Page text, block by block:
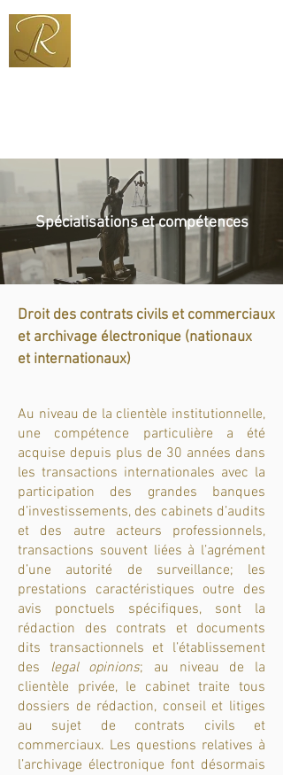
Spécialisations et compétences
Droit des contrats civils et commerciaux
et archivage électronique (nationaux
et internationaux)
Au niveau de la clientèle institutionnelle,
une compétence particulière a été
acquise depuis plus de 30 années dans
les transactions internationales avec la
participation des grandes banques
d’investissements, des cabinets d’audits
et des autre acteurs professionnels,
transactions souvent liées à l’agrément
d’une autorité de surveillance; les
prestations caractéristiques outre des
avis ponctuels spécifiques, sont la
rédaction des contrats et documents
dits transactionnels et l’établissement
des legal opinions; au niveau de la
clientèle privée, le cabinet traite tous
dossiers de rédaction, conseil et litiges
au sujet de contrats civils et
commerciaux. Les questions relatives à
l’archivage électronique font désormais